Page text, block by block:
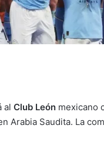
al Club León mexicano
Arabia Saudita. La